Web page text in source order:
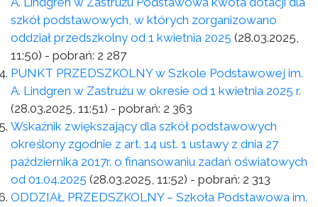
szkół podstawowych, w których zorganizowano
oddział przedszkolny od 1 kwietnia 2025 (28.03.2025,
11:50) - pobrań: 2 287
PUNKT PRZEDSZKOLNY w Szkole Podstawowej im.
A. Lindgren w Zastrużu w okresie od 1 kwietnia 2025 r.
(28.03.2025, 11:51) - pobrań: 2 363
Wskaźnik zwiększający dla szkół podstawowych
określony zgodnie z art. 14 ust. 1 ustawy z dnia 27
października 2017r. o finansowaniu zadań oświatowych
od 01.04.2025 (28.03.2025, 11:52) - pobrań: 2 313
ODDZIAŁ PRZEDSZKOLNY – Szkoła Podstawowa im.